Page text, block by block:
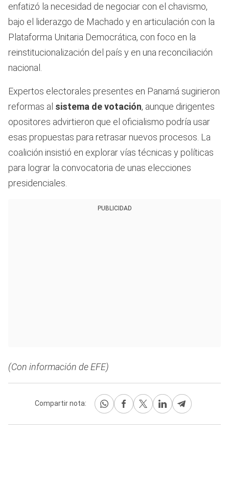
enfatizó la necesidad de negociar con el chavismo,
bajo el liderazgo de Machado y en articulación con la
Plataforma Unitaria Democrática, con foco en la
reinstitucionalización del país y en una reconciliación
nacional.
Expertos electorales presentes en Panamá sugirieron
reformas al sistema de votación, aunque dirigentes
opositores advirtieron que el oficialismo podría usar
esas propuestas para retrasar nuevos procesos. La
coalición insistió en explorar vías técnicas y políticas
para lograr la convocatoria de unas elecciones
presidenciales.
PUBLICIDAD
(Con información de EFE)
Compartir nota: